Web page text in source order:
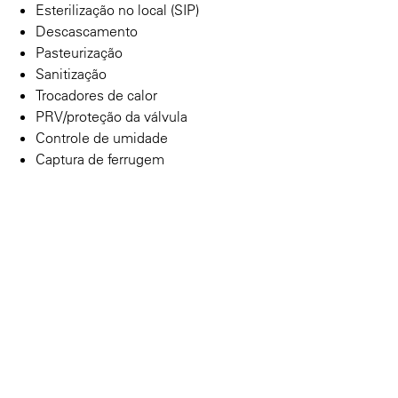
Esterilização no local (SIP)
Descascamento
Pasteurização
Sanitização
Trocadores de calor
PRV/proteção da válvula
Controle de umidade
Captura de ferrugem